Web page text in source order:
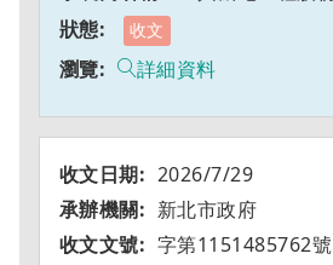
收文
詳細資料
2026/7/29
新北市政府
字第1151485762號